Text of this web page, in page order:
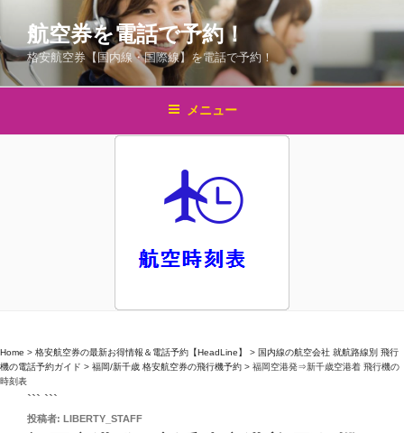
テ
ン
ス
航空券を電話で予約！
格安航空券【国内線・国際線】を電話で予約！
メニュー
Home > 格安航空券の最新お得情報＆電話予約【HeadLine】 > 国内線の航空会社 就航路線別 飛行
機の電話予約ガイド > 福岡/新千歳 格安航空券の飛行機予約 > 福岡空港発⇒新千歳空港着 飛行機の
時刻表
``` ```
投
投稿者: LIBERTY_STAFF